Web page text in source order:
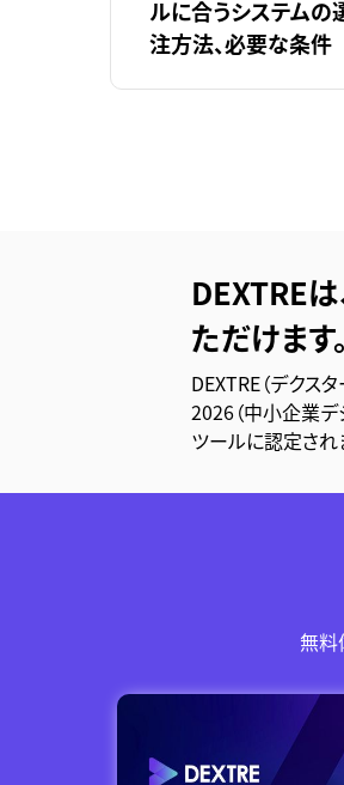
ルに合うシステムの
注方法、必要な条件
DEXTRE
ただけます。
DEXTRE（デクス
2026（中小企業デ
ツールに認定され
無料